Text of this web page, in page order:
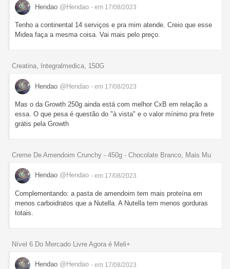
Hendao @Hendao - em 17/08/2023
Tenho a continental 14 serviços e pra mim atende. Creio que esse
Midea faça a mesma coisa. Vai mais pelo preço.
Creatina, Integralmedica, 150G
Hendao @Hendao - em 17/08/2023
Mas o da Growth 250g ainda está com melhor CxB em relação a
essa. O que pesa é questão do "à vista" e o valor mínimo pra frete
grátis pela Growth
Creme De Amendoim Crunchy - 450g - Chocolate Branco, Mais Mu
Hendao @Hendao - em 17/08/2023
Complementando: a pasta de amendoim tem mais proteína em
menos carboidratos que a Nutella. A Nutella tem menos gorduras
totais.
Nível 6 Do Mercado Livre Agora é Meli+
Hendao @Hendao - em 17/08/2023